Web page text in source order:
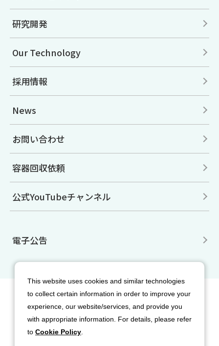
研究開発
Our Technology
採用情報
News
お問い合わせ
容器回収依頼
公式YouTubeチャンネル
電子公告
利用規約
個人情報保護方針
クッキー（Cookie）ポリシー
ソーシャルメディア利用規約
This website uses cookies and similar technologies
to collect certain information in order to improve your
experience, our website/services, and provide you
with appropriate information. For details, please refer
to Cookie Policy